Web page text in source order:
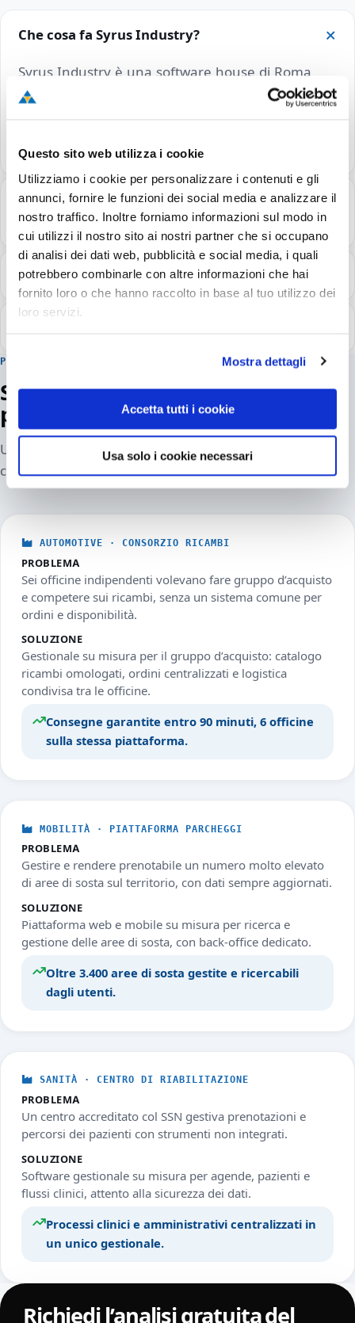
Questo sito web utilizza i cookie
Utilizziamo i cookie per personalizzare i contenuti e gli
annunci, fornire le funzioni dei social media e analizzare il
nostro traffico. Inoltre forniamo informazioni sul modo in
cui utilizzi il nostro sito ai nostri partner che si occupano
di analisi dei dati web, pubblicità e social media, i quali
potrebbero combinarle con altre informazioni che hai
fornito loro o che hanno raccolto in base al tuo utilizzo dei
loro servizi.
Mostra dettagli
Accetta tutti i cookie
Usa solo i cookie necessari
Che cosa fa Syrus Industry?
Syrus Industry è una software house di Roma
che sviluppa software personalizzato, software
Quanto costa sviluppare un software su
misura?
Lavorate solo a Roma?
PROGETTI REALI
Software su misura che ha risolto
problemi concreti
Una selezione di progetti (in forma anonima) tra le
centinaia realizzate dal 2004.
AUTOMOTIVE · CONSORZIO RICAMBI
PROBLEMA
Sei officine indipendenti volevano fare gruppo d’acquisto
e competere sui ricambi, senza un sistema comune per
ordini e disponibilità.
SOLUZIONE
Gestionale su misura per il gruppo d’acquisto: catalogo
ricambi omologati, ordini centralizzati e logistica
condivisa tra le officine.
Consegne garantite entro 90 minuti, 6 officine
sulla stessa piattaforma.
MOBILITÀ · PIATTAFORMA PARCHEGGI
PROBLEMA
Gestire e rendere prenotabile un numero molto elevato
di aree di sosta sul territorio, con dati sempre aggiornati.
SOLUZIONE
Piattaforma web e mobile su misura per ricerca e
gestione delle aree di sosta, con back-office dedicato.
Oltre 3.400 aree di sosta gestite e ricercabili
dagli utenti.
SANITÀ · CENTRO DI RIABILITAZIONE
PROBLEMA
Un centro accreditato col SSN gestiva prenotazioni e
percorsi dei pazienti con strumenti non integrati.
SOLUZIONE
Software gestionale su misura per agende, pazienti e
flussi clinici, attento alla sicurezza dei dati.
Processi clinici e amministrativi centralizzati in
un unico gestionale.
Richiedi l’analisi gratuita del